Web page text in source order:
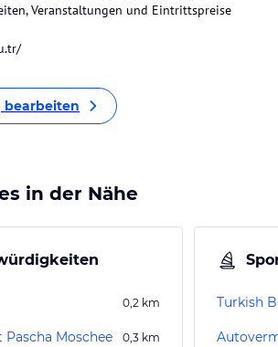
Veranstaltungen und Eintrittspreise
bearbeiten
in der Nähe
0,2 km
Pascha Moschee 0,3 km
Turkish